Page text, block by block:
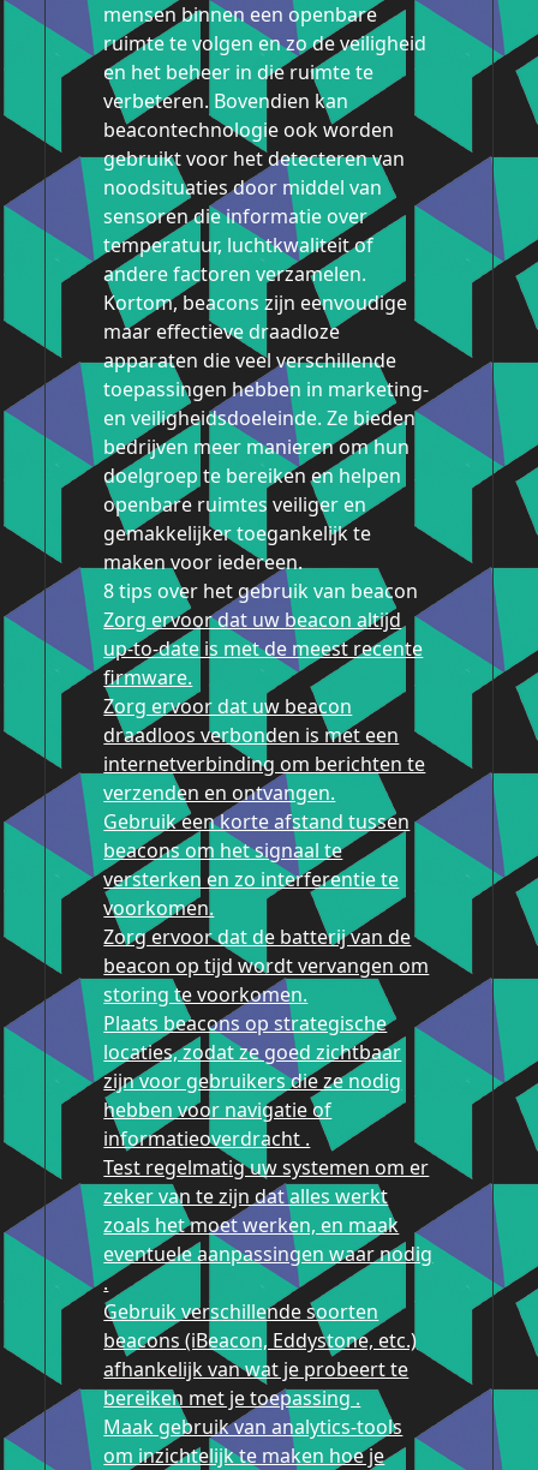
mensen binnen een openbare
ruimte te volgen en zo de veiligheid
en het beheer in die ruimte te
verbeteren. Bovendien kan
beacontechnologie ook worden
gebruikt voor het detecteren van
noodsituaties door middel van
sensoren die informatie over
temperatuur, luchtkwaliteit of
andere factoren verzamelen.
Kortom, beacons zijn eenvoudige
maar effectieve draadloze
apparaten die veel verschillende
toepassingen hebben in marketing-
en veiligheidsdoeleinde. Ze bieden
bedrijven meer manieren om hun
doelgroep te bereiken en helpen
openbare ruimtes veiliger en
gemakkelijker toegankelijk te
maken voor iedereen.
8 tips over het gebruik van beacon
Zorg ervoor dat uw beacon altijd
up-to-date is met de meest recente
firmware.
Zorg ervoor dat uw beacon
draadloos verbonden is met een
internetverbinding om berichten te
verzenden en ontvangen.
Gebruik een korte afstand tussen
beacons om het signaal te
versterken en zo interferentie te
voorkomen.
Zorg ervoor dat de batterij van de
beacon op tijd wordt vervangen om
storing te voorkomen.
Plaats beacons op strategische
locaties, zodat ze goed zichtbaar
zijn voor gebruikers die ze nodig
hebben voor navigatie of
informatieoverdracht .
Test regelmatig uw systemen om er
zeker van te zijn dat alles werkt
zoals het moet werken, en maak
eventuele aanpassingen waar nodig
.
Gebruik verschillende soorten
beacons (iBeacon, Eddystone, etc.)
afhankelijk van wat je probeert te
bereiken met je toepassing .
Maak gebruik van analytics-tools
om inzichtelijk te maken hoe je